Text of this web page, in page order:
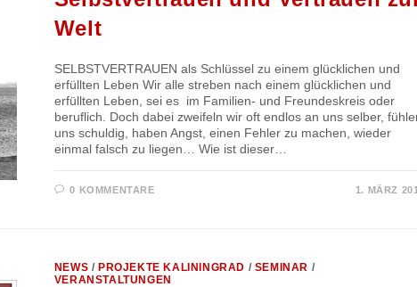
Welt
SELBSTVERTRAUEN als Schlüssel zu einem glücklichen und
erfüllten Leben Wir alle streben nach einem glücklichen und
erfüllten Leben, sei es im Familien- und Freundeskreis oder
beruflich. Doch dabei zweifeln wir oft endlos an uns selber,
uns schuldig, haben Angst, einen Fehler zu machen, wieder
einmal falsch zu liegen… Wie ist dieser…
0 KOMMENTARE 1. MÄRZ
NEWS / PROJEKTE KALININGRAD / SEMINAR /
VERANSTALTUNGEN